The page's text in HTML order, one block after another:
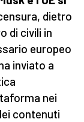
dietro
di civili in
europeo
inviato a
nei
contenuti